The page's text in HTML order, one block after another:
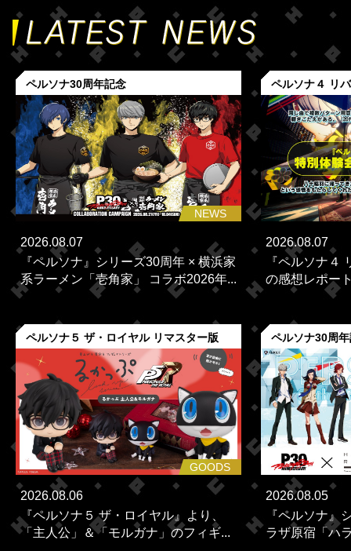
ペルソナ30周年記念
NEWS
2026.08.07
『ペルソナ』シリーズ30周年 × 横浜家
系ラーメン「壱角家」 コラボ2026年...
ペルソナ４ リ
2026.08.07
『ペルソナ４
の感想レポー
ペルソナ５ ザ・ロイヤル リマスター版
GOODS
2026.08.06
『ペルソナ５ ザ・ロイヤル』より、
「主人公」＆「モルガナ」のフィギ...
ペルソナ30周
2026.08.05
『ペルソナ』
ラザ原宿「ハ